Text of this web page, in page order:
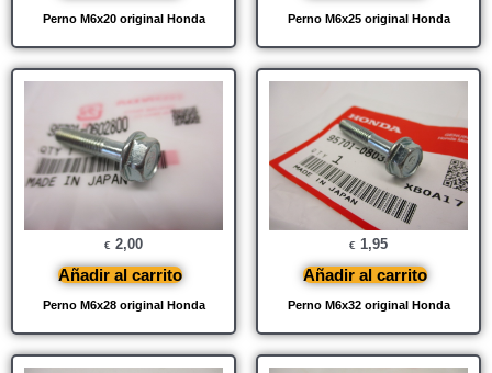
Perno M6x20 original Honda Perno M6x25 original Honda
Perno M6x28 original Honda
€ 2,00
Añadir al carrito
Perno M6x32 original Honda
€ 1,95
Añadir al carrito